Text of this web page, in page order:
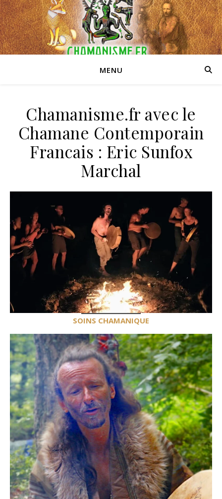
MENU
Chamanisme.fr avec le
Chamane Contemporain
Francais : Eric Sunfox
Marchal
SOINS CHAMANIQUE